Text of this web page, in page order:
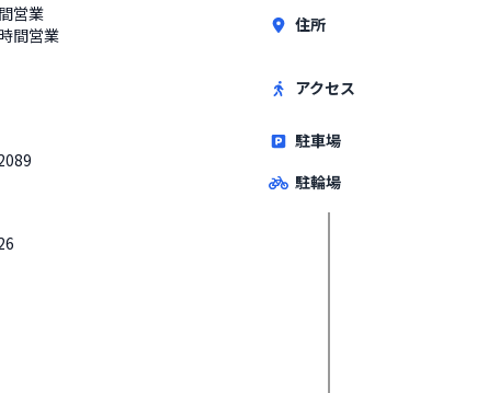
営業
間営業
住所
アクセス
駐車場
駐輪場